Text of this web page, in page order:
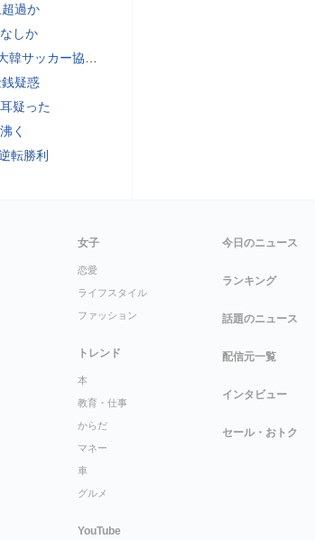
過か
しか
的接待”疑惑 韓国メディアが報道
疑惑
疑った
く
転勝利
女子
恋愛
ライフスタイル
ファッション
トレンド
本
教育・仕事
からだ
マネー
車
グルメ
YouTube
今日のニュース
ランキング
話題のニュース
配信元一覧
インタビュー
セール・おトク